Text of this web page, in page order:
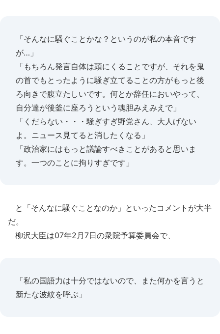
「そんなに騒ぐことかな？というのが私の本音です
が…」
「もちろん発言自体は頭にくることですが、それを鬼
の首でもとったように騒ぎ立てることの方がもっと後
ろ向きで腹立たしいです。何とか辞任においやって、
自分達が後釜に座ろうという魂胆みえみえで」
「くだらない・・・騒ぎすぎ野党さん、大人げない
よ。ニュース見てると消したくなる」
「政治家にはもっと議論すべきことがあると思いま
す。一つのことに拘りすぎです」
と「そんなに騒ぐことなのか」といったコメントが大半
だ。
柳沢大臣は07年2月7日の衆院予算委員会で、
「私の国語力は十分ではないので、また何かを言うと
新たな波紋を呼ぶ」